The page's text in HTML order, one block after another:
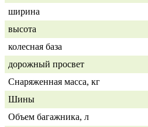
ширина
высота
колесная база
дорожный просвет
Снаряженная масса, кг
Шины
Объем багажника, л